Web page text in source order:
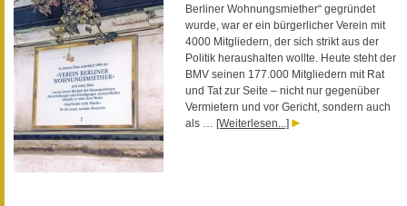
Berliner Wohnungsmiether“ gegründet
wurde, war er ein bürgerlicher Verein mit
4000 Mitgliedern, der sich strikt aus der
Politik heraushalten wollte. Heute steht der
BMV seinen 177.000 Mitgliedern mit Rat
und Tat zur Seite – nicht nur gegenüber
Vermietern und vor Gericht, sondern auch
als … [Weiterlesen...]